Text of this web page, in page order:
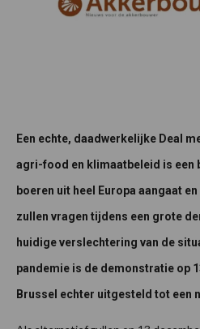
Een echte, daadwerkelijke Deal
agri-food en klimaatbeleid is een
boeren uit heel Europa aangaat
zullen vragen tijdens een grote
huidige verslechtering van de
pandemie is de demonstratie op
Brussel echter uitgesteld tot een